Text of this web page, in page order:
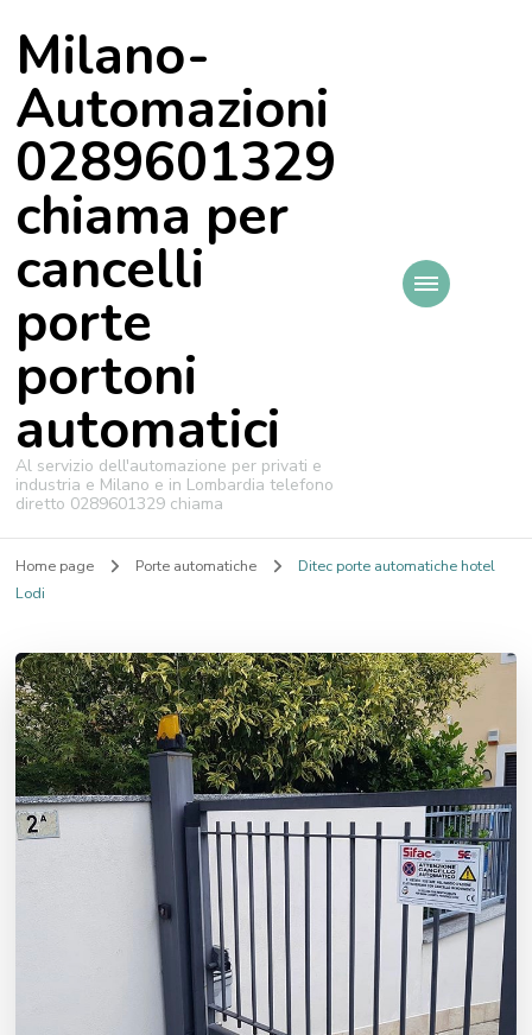
Milano-
Automazioni
0289601329
chiama per
cancelli
porte
portoni
automatici
Al servizio dell'automazione per privati e
industria e Milano e in Lombardia telefono
diretto 0289601329 chiama
Home page Porte automatiche
Ditec porte automatiche hotel
Lodi